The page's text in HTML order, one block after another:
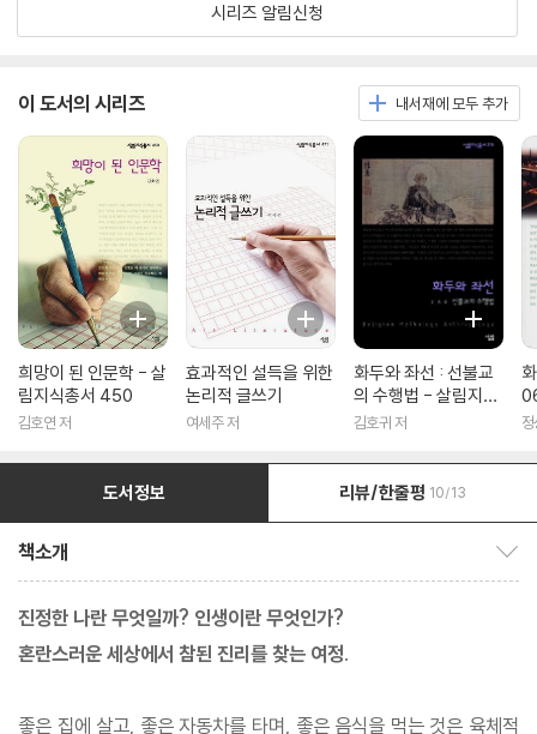
시리즈 알림신청
이 도서의 시리즈 내서재에 모두 추가
희망이 된 인문학 - 살
림지식총서 450
김호연 저
효과적인 설득을 위한
논리적 글쓰기
여세주 저
화두와 좌선 : 선불교
의 수행법 - 살림지식
총서 316
김호귀 저
도서정보 리뷰/한줄평 10/13
책소개
진정한 나란 무엇일까? 인생이란 무엇인가?
혼란스러운 세상에서 참된 진리를 찾는 여정.
좋은 집에 살고, 좋은 자동차를 타며, 좋은 음식을 먹는 것은 육체적